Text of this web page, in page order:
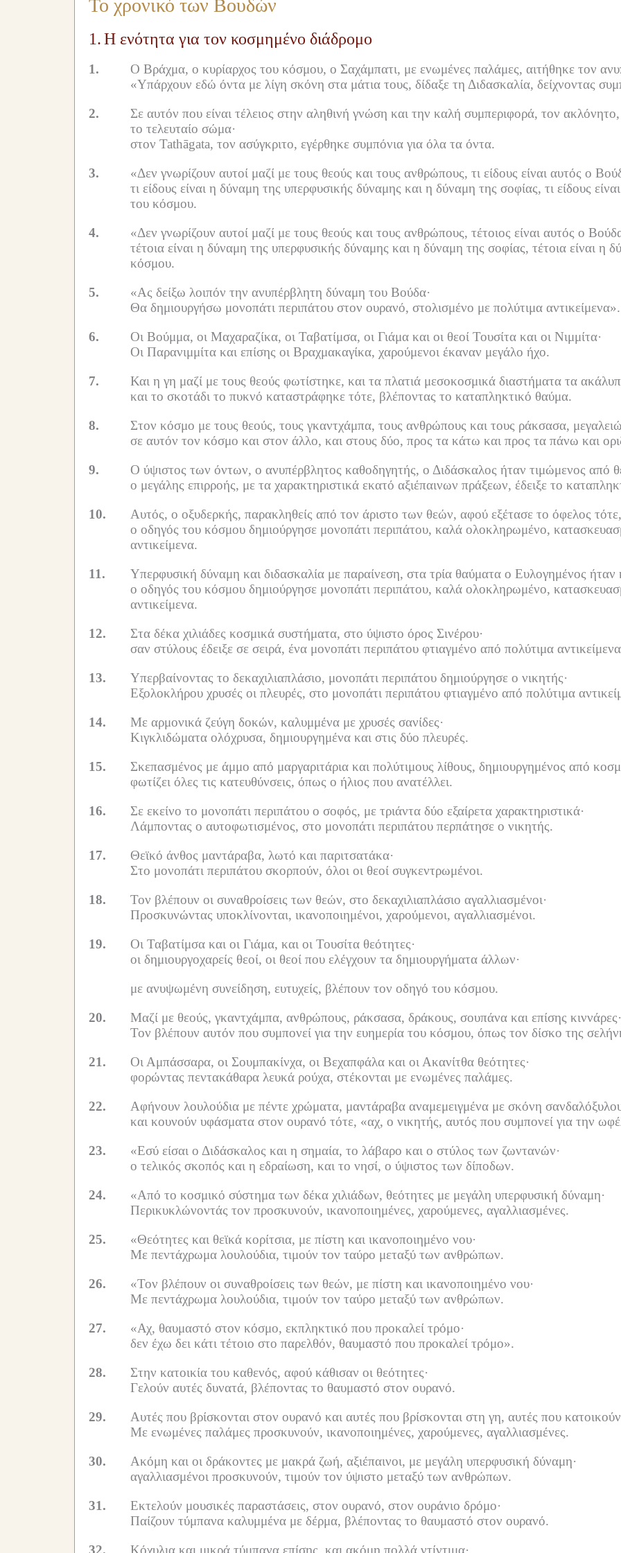
Το χρονικό των Βουδών
1.Η ενότητα για τον κοσμημένο διάδρομο
1.
Ο Βράχμα, ο κυρίαρχος του κόσμου, ο Σαχάμπατι, με ενωμένες παλάμες, αιτήθηκε τον
«Υπάρχουν εδώ όντα με λίγη σκόνη στα μάτια τους, δίδαξε τη Διδασκαλία, δείχνοντας
2.
Σε αυτόν που είναι τέλειος στην αληθινή γνώση και την καλή συμπεριφορά, τον
το τελευταίο σώμα·
στον Tathāgata, τον ασύγκριτο, εγέρθηκε συμπόνια για όλα τα όντα.
3.
«Δεν γνωρίζουν αυτοί μαζί με τους θεούς και τους ανθρώπους, τι είδους είναι αυτός ο
τι είδους είναι η δύναμη της υπερφυσικής δύναμης και η δύναμη της σοφίας, τι είδους
του κόσμου.
4.
«Δεν γνωρίζουν αυτοί μαζί με τους θεούς και τους ανθρώπους, τέτοιος είναι αυτός ο
τέτοια είναι η δύναμη της υπερφυσικής δύναμης και η δύναμη της σοφίας, τέτοια είναι η
κόσμου.
5.
«Ας δείξω λοιπόν την ανυπέρβλητη δύναμη του Βούδα·
Θα δημιουργήσω μονοπάτι περιπάτου στον ουρανό, στολισμένο με πολύτιμα αντικείμενα».
6.
Οι Βούμμα, οι Μαχαραζίκα, οι Ταβατίμσα, οι Γιάμα και οι θεοί Τουσίτα και οι Νιμμίτα·
Οι Παρανιμμίτα και επίσης οι Βραχμακαγίκα, χαρούμενοι έκαναν μεγάλο ήχο.
7.
Και η γη μαζί με τους θεούς φωτίστηκε, και τα πλατιά μεσοκοσμικά διαστήματα τα
και το σκοτάδι το πυκνό καταστράφηκε τότε, βλέποντας το καταπληκτικό θαύμα.
8.
Στον κόσμο με τους θεούς, τους γκαντχάμπα, τους ανθρώπους και τους ράκσασα,
σε αυτόν τον κόσμο και στον άλλο, και στους δύο, προς τα κάτω και προς τα πάνω και
9.
Ο ύψιστος των όντων, ο ανυπέρβλητος καθοδηγητής, ο Διδάσκαλος ήταν τιμώμενος από
ο μεγάλης επιρροής, με τα χαρακτηριστικά εκατό αξιέπαινων πράξεων, έδειξε το
10.
Αυτός, ο οξυδερκής, παρακληθείς από τον άριστο των θεών, αφού εξέτασε το όφελος
ο οδηγός του κόσμου δημιούργησε μονοπάτι περιπάτου, καλά ολοκληρωμένο,
αντικείμενα.
11.
Υπερφυσική δύναμη και διδασκαλία με παραίνεση, στα τρία θαύματα ο Ευλογημένος ήταν
ο οδηγός του κόσμου δημιούργησε μονοπάτι περιπάτου, καλά ολοκληρωμένο,
αντικείμενα.
12.
Στα δέκα χιλιάδες κοσμικά συστήματα, στο ύψιστο όρος Σινέρου·
σαν στύλους έδειξε σε σειρά, ένα μονοπάτι περιπάτου φτιαγμένο από πολύτιμα
13.
Υπερβαίνοντας το δεκαχιλιαπλάσιο, μονοπάτι περιπάτου δημιούργησε ο νικητής·
Εξολοκλήρου χρυσές οι πλευρές, στο μονοπάτι περιπάτου φτιαγμένο από πολύτιμα
14.
Με αρμονικά ζεύγη δοκών, καλυμμένα με χρυσές σανίδες·
Κιγκλιδώματα ολόχρυσα, δημιουργημένα και στις δύο πλευρές.
15.
Σκεπασμένος με άμμο από μαργαριτάρια και πολύτιμους λίθους, δημιουργημένος από
φωτίζει όλες τις κατευθύνσεις, όπως ο ήλιος που ανατέλλει.
16.
Σε εκείνο το μονοπάτι περιπάτου ο σοφός, με τριάντα δύο εξαίρετα χαρακτηριστικά·
Λάμποντας ο αυτοφωτισμένος, στο μονοπάτι περιπάτου περπάτησε ο νικητής.
17.
Θεϊκό άνθος μαντάραβα, λωτό και παριτσατάκα·
Στο μονοπάτι περιπάτου σκορπούν, όλοι οι θεοί συγκεντρωμένοι.
18.
Τον βλέπουν οι συναθροίσεις των θεών, στο δεκαχιλιαπλάσιο αγαλλιασμένοι·
Προσκυνώντας υποκλίνονται, ικανοποιημένοι, χαρούμενοι, αγαλλιασμένοι.
19.
Οι Ταβατίμσα και οι Γιάμα, και οι Τουσίτα θεότητες·
οι δημιουργοχαρείς θεοί, οι θεοί που ελέγχουν τα δημιουργήματα άλλων·
με ανυψωμένη συνείδηση, ευτυχείς, βλέπουν τον οδηγό του κόσμου.
20.
Μαζί με θεούς, γκαντχάμπα, ανθρώπους, ράκσασα, δράκους, σουπάνα και επίσης κιννάρες·
Τον βλέπουν αυτόν που συμπονεί για την ευημερία του κόσμου, όπως τον δίσκο της
21.
Οι Αμπάσσαρα, οι Σουμπακίνχα, οι Βεχαπφάλα και οι Ακανίτθα θεότητες·
φορώντας πεντακάθαρα λευκά ρούχα, στέκονται με ενωμένες παλάμες.
22.
Αφήνουν λουλούδια με πέντε χρώματα, μαντάραβα αναμεμειγμένα με σκόνη
και κουνούν υφάσματα στον ουρανό τότε, «αχ, ο νικητής, αυτός που συμπονεί για την
23.
«Εσύ είσαι ο Διδάσκαλος και η σημαία, το λάβαρο και ο στύλος των ζωντανών·
ο τελικός σκοπός και η εδραίωση, και το νησί, ο ύψιστος των δίποδων.
24.
«Από το κοσμικό σύστημα των δέκα χιλιάδων, θεότητες με μεγάλη υπερφυσική δύναμη·
Περικυκλώνοντάς τον προσκυνούν, ικανοποιημένες, χαρούμενες, αγαλλιασμένες.
25.
«Θεότητες και θεϊκά κορίτσια, με πίστη και ικανοποιημένο νου·
Με πεντάχρωμα λουλούδια, τιμούν τον ταύρο μεταξύ των ανθρώπων.
26.
«Τον βλέπουν οι συναθροίσεις των θεών, με πίστη και ικανοποιημένο νου·
Με πεντάχρωμα λουλούδια, τιμούν τον ταύρο μεταξύ των ανθρώπων.
27.
«Αχ, θαυμαστό στον κόσμο, εκπληκτικό που προκαλεί τρόμο·
δεν έχω δει κάτι τέτοιο στο παρελθόν, θαυμαστό που προκαλεί τρόμο».
28.
Στην κατοικία του καθενός, αφού κάθισαν οι θεότητες·
Γελούν αυτές δυνατά, βλέποντας το θαυμαστό στον ουρανό.
29.
Αυτές που βρίσκονται στον ουρανό και αυτές που βρίσκονται στη γη, αυτές που
Με ενωμένες παλάμες προσκυνούν, ικανοποιημένες, χαρούμενες, αγαλλιασμένες.
30.
Ακόμη και οι δράκοντες με μακρά ζωή, αξιέπαινοι, με μεγάλη υπερφυσική δύναμη·
αγαλλιασμένοι προσκυνούν, τιμούν τον ύψιστο μεταξύ των ανθρώπων.
31.
Εκτελούν μουσικές παραστάσεις, στον ουρανό, στον ουράνιο δρόμο·
Παίζουν τύμπανα καλυμμένα με δέρμα, βλέποντας το θαυμαστό στον ουρανό.
32.
Κόχυλια και μικρά τύμπανα επίσης, και ακόμη πολλά ντίντιμα·